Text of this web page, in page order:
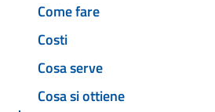
Come fare
Costi
Cosa serve
Cosa si ottiene